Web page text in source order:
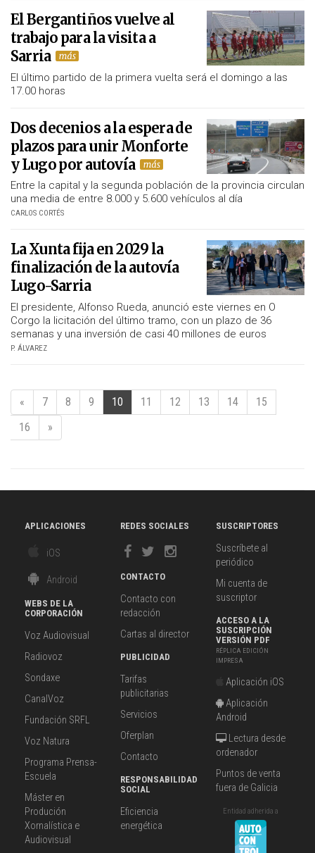
El Bergantiños vuelve al
trabajo para la visita a
Sarria
El último partido de la primera vuelta será el domingo a las
17.00 horas
Dos decenios a la espera de
plazos para unir Monforte
y Lugo por autovía
Entre la capital y la segunda población de la provincia circulan
una media de entre 8.000 y 5.600 vehículos al día
CARLOS CORTÉS
La Xunta fija en 2029 la
finalización de la autovía
Lugo-Sarria
El presidente, Alfonso Rueda, anunció este viernes en O
Corgo la licitación del último tramo, con un plazo de 36
semanas y una inversión de casi 40 millones de euros
P. ÁLVAREZ
« 7 8 9 10 11 12 13 14
15
16
»
APLICACIONES
iOS
Android
WEBS DE LA
CORPORACIÓN
Voz Audiovisual
Radiovoz
Sondaxe
CanalVoz
Fundación SRFL
Voz Natura
Programa Prensa-
Escuela
Máster en
Produción
Xornalística e
Audiovisual
REDES SOCIALES
CONTACTO
Contacto con
redacción
Cartas al director
PUBLICIDAD
Tarifas
publicitarias
Servicios
Oferplan
Contacto
RESPONSABILIDAD
SOCIAL
Eficiencia
energética
SUSCRIPTORES
Suscríbete al
periódico
Mi cuenta de
suscriptor
ACCESO A LA
SUSCRIPCIÓN
VERSIÓN PDF
RÉPLICA EDICIÓN
IMPRESA
Aplicación iOS
Aplicación
Android
Lectura desde
ordenador
Puntos de venta
fuera de Galicia
Entidad adherida a